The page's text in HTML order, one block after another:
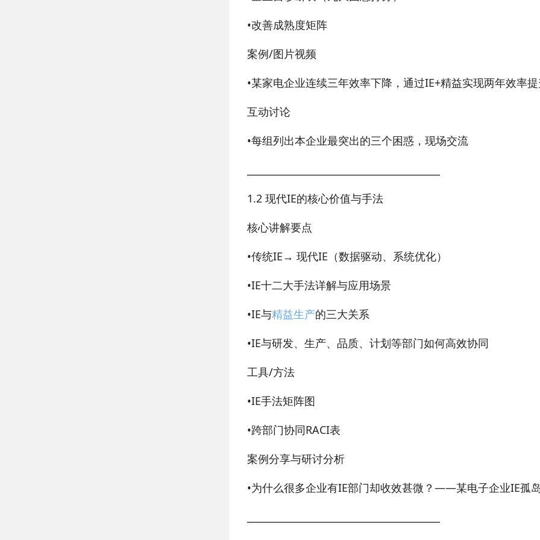
•改善成熟度矩阵
案例/图片视频
•某家电企业连续三年效率下降，通过IE+精益实现两年效率提
互动讨论
•每组列出本企业最突出的三个困惑，现场交流
1.2 现代IE的核心价值与手法
核心讲解要点
•传统IE→ 现代IE（数据驱动、系统优化）
•IE十二大手法详解与应用场景
•IE与精益生产的三大关系
•IE与研发、生产、品质、计划等部门如何高效协同
工具/方法
•IE手法矩阵图
•跨部门协同RACI表
案例分享与研讨分析
•为什么很多企业有IE部门却收效甚微？——某电子企业IE孤